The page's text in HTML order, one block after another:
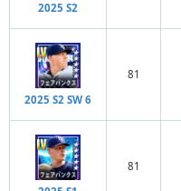
2025 S2
2025 S2 SW 6
81
81